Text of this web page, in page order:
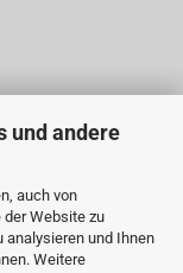
und andere
auch von
Website zu
analysieren und Ihnen
Weitere